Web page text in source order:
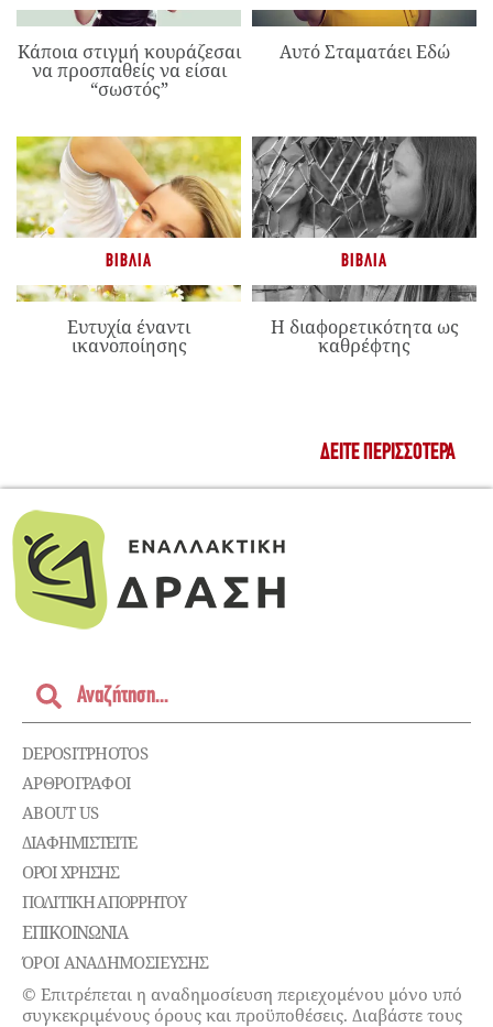
Κάποια στιγμή κουράζεσαι
να προσπαθείς να είσαι
“σωστός”
Αυτό Σταματάει Εδώ
ΒΙΒΛΊΑ
Ευτυχία έναντι
ικανοποίησης
ΒΙΒΛΊΑ
Η διαφορετικότητα ως
καθρέφτης
ΔΕΊΤΕ ΠΕΡΙΣΣΌΤΕΡΑ
DEPOSITPHOTOS
ΑΡΘΡΟΓΡΑΦΟΙ
ABOUT US
ΔΙΑΦΗΜΙΣΤΕΊΤΕ
ΌΡΟΙ ΧΡΉΣΗΣ
ΠΟΛΙΤΙΚΉ ΑΠΟΡΡΉΤΟΥ
ΕΠΙΚΟΙΝΩΝΊΑ
ΌΡΟΙ ΑΝΑΔΗΜΟΣΙΕΥΣΗΣ
© Επιτρέπεται η αναδημοσίευση περιεχομένου μόνο υπό
συγκεκριμένους όρους και προϋποθέσεις. Διαβάστε τους